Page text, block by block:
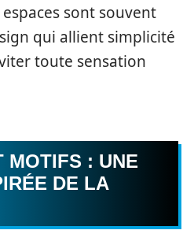
sont souvent
qui allient simplicité
toute sensation
MOTIFS : UNE
DE LA